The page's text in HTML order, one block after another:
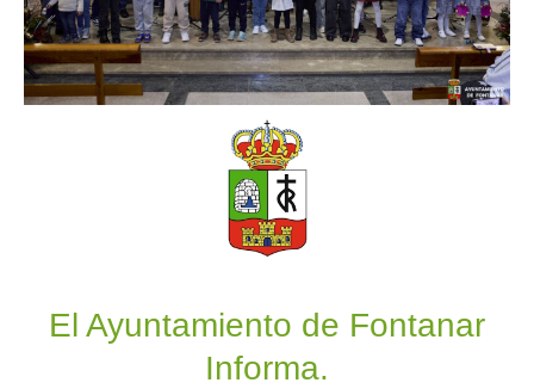
El Ayuntamiento de Fontanar
Informa.